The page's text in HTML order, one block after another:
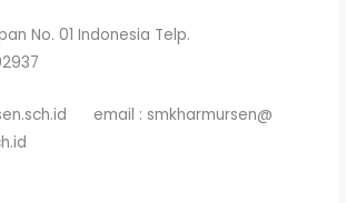
No. 01 Indonesia Telp.
email : smkharmursen@